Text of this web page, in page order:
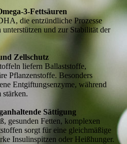
3-Fettsäuren
die entzündliche Prozesse
und zur Stabilität der
Zellschutz
liefern Ballaststoffe,
Pflanzenstoffe. Besonders
Entgiftungsenzyme, während
Sättigung
gesunden Fetten, komplexen
sorgt für eine gleichmäßige
Insulinspitzen oder Heißhunger.